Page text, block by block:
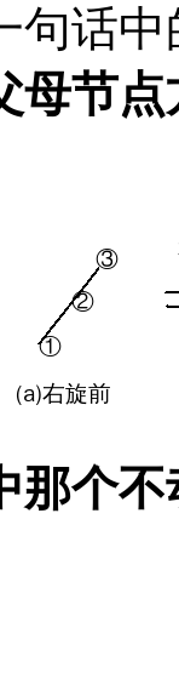
句话
母节
那个